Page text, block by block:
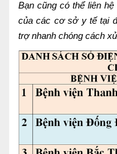
Bạn cũng có thể liên
của các cơ sở y tế tại
trợ nhanh chóng cách